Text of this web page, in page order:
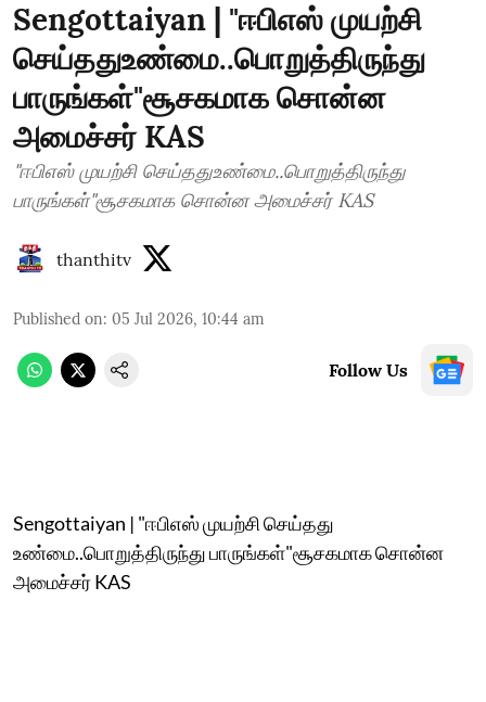
Sengottaiyan | "ஈபிஎஸ் முயற்சி
செய்ததுஉண்மை..பொறுத்திருந்து
பாருங்கள்"சூசகமாக சொன்ன
அமைச்சர் KAS
"ஈபிஎஸ் முயற்சி செய்ததுஉண்மை..பொறுத்திருந்து
பாருங்கள்"சூசகமாக சொன்ன அமைச்சர் KAS
thanthitv
Published on: 05 Jul 2026, 10:44 am
Follow Us
Sengottaiyan | "ஈபிஎஸ் முயற்சி செய்தது
உண்மை..பொறுத்திருந்து பாருங்கள்"சூசகமாக சொன்ன
அமைச்சர் KAS